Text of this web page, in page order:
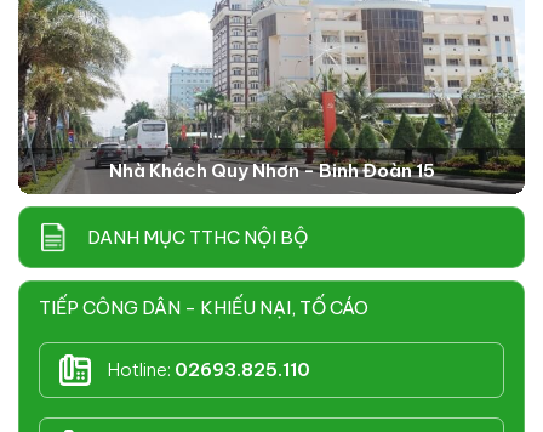
Nhà Khách Quy Nhơn - Binh Đoàn 15
DANH MỤC TTHC NỘI BỘ
TIẾP CÔNG DÂN - KHIẾU NẠI, TỐ CÁO
Hotline: 02693.825.110